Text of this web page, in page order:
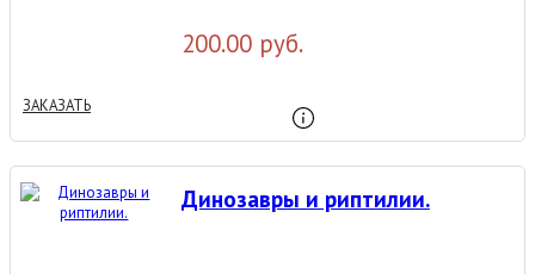
200.00 руб.
ЗАКАЗАТЬ
Динозавры и риптилии.